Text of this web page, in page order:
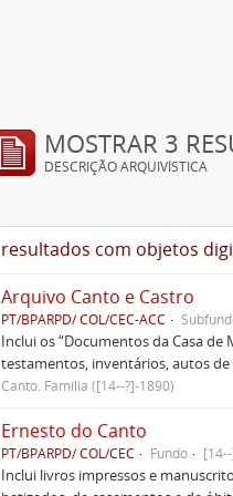
MOSTRAR 3
DESCRIÇÃO ARQUIVÍSTICA
resultados com objetos
Arquivo Canto e Castro
PT/BPARPD/ COL/CEC-ACC
Inclui os “Documentos da Casa
testamentos, inventários, autos de
Canto. Família ([14--?]-1890)
Ernesto do Canto
PT/BPARPD/ COL/CEC Fundo
Inclui livros impressos e